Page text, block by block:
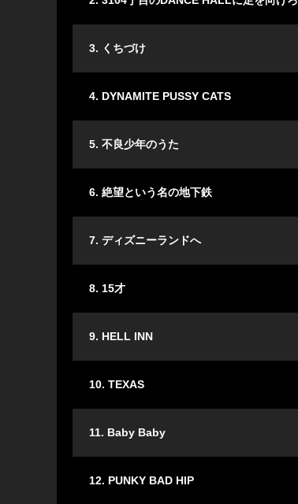
3. くちづけ
4. DYNAMITE PUSSY CATS
5. 不良少年のうた
6. 絶望という名の地下鉄
7. ディズニーランドへ
8. 15才
9. HELL INN
10. TEXAS
11. Baby Baby
12. PUNKY BAD HIP